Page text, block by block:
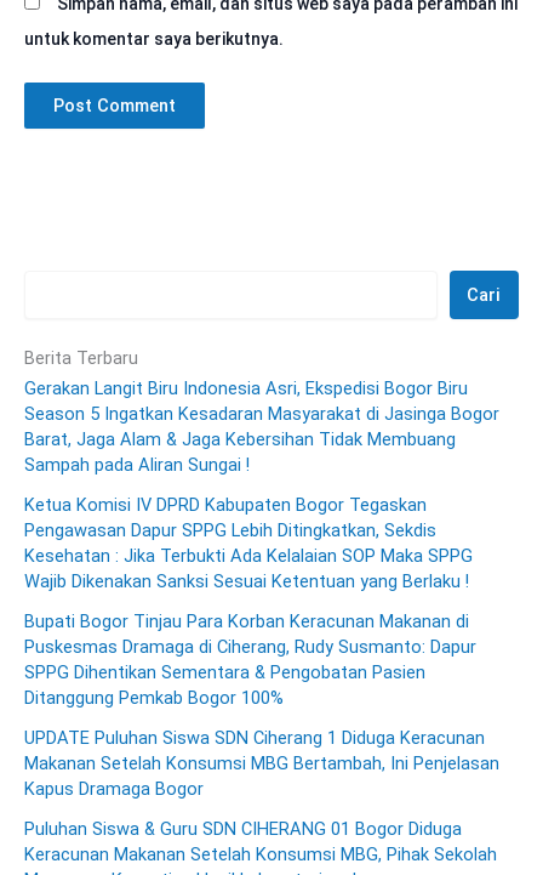
untuk komentar saya berikutnya.
Cari
Berita Terbaru
Gerakan Langit Biru Indonesia Asri, Ekspedisi Bogor Biru
Season 5 Ingatkan Kesadaran Masyarakat di Jasinga Bogor
Barat, Jaga Alam & Jaga Kebersihan Tidak Membuang
Sampah pada Aliran Sungai !
Ketua Komisi IV DPRD Kabupaten Bogor Tegaskan
Pengawasan Dapur SPPG Lebih Ditingkatkan, Sekdis
Kesehatan : Jika Terbukti Ada Kelalaian SOP Maka SPPG
Wajib Dikenakan Sanksi Sesuai Ketentuan yang Berlaku !
Bupati Bogor Tinjau Para Korban Keracunan Makanan di
Puskesmas Dramaga di Ciherang, Rudy Susmanto: Dapur
SPPG Dihentikan Sementara & Pengobatan Pasien
Ditanggung Pemkab Bogor 100%
UPDATE Puluhan Siswa SDN Ciherang 1 Diduga Keracunan
Makanan Setelah Konsumsi MBG Bertambah, Ini Penjelasan
Kapus Dramaga Bogor
Puluhan Siswa & Guru SDN CIHERANG 01 Bogor Diduga
Keracunan Makanan Setelah Konsumsi MBG, Pihak Sekolah